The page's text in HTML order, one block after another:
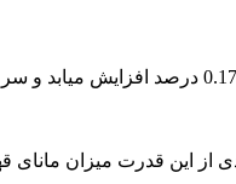
همچنین بازیابی قدرت مانا نیز به اندازه 0.05 درصد